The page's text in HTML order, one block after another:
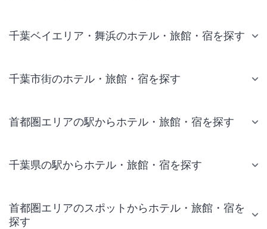
千葉ベイエリア・舞浜のホテル・旅館・宿を探す
千葉市街のホテル・旅館・宿を探す
首都圏エリアの駅からホテル・旅館・宿を探す
千葉県の駅からホテル・旅館・宿を探す
首都圏エリアのスポットからホテル・旅館・宿を
探す